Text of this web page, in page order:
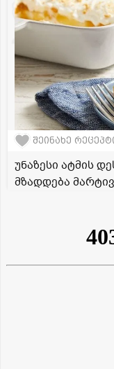
შეინახე
უნაზესი ატმის
მზადდება